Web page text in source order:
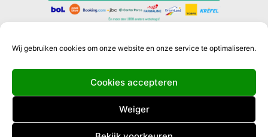
Wij gebruiken cookies om onze website en onze service te optimaliseren.
Cookies accepteren
Weiger
Privacyverklaring